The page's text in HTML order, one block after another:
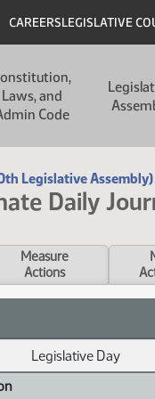
Header
CAREERSLEGISLATIVE
Laws, and
Code
Legislative Assembly)
Daily
Measure
Actions
Legislative Day